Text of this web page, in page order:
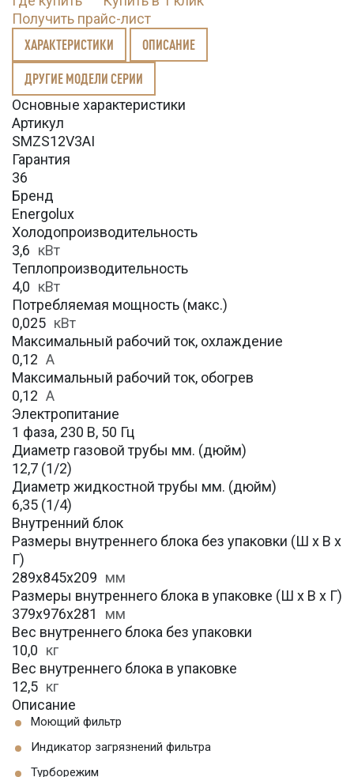
Получить прайс-лист
ХАРАКТЕРИСТИКИ ОПИСАНИЕ
ДРУГИЕ МОДЕЛИ СЕРИИ
Основные характеристики
Артикул
SMZS12V3AI
Гарантия
36
Бренд
Energolux
Холодопроизводительность
3,6 кВт
Теплопроизводительность
4,0 кВт
Потребляемая мощность (макс.)
0,025 кВт
Максимальный рабочий ток, охлаждение
0,12 A
Максимальный рабочий ток, обогрев
0,12 А
Электропитание
1 фаза, 230 В, 50 Гц
Диаметр газовой трубы мм. (дюйм)
12,7 (1/2)
Диаметр жидкостной трубы мм. (дюйм)
6,35 (1/4)
Внутренний блок
Размеры внутреннего блока без упаковки (Ш х В х
Г)
289х845х209 мм
Размеры внутреннего блока в упаковке (Ш х В х Г)
379х976х281
мм
Вес внутреннего блока без упаковки
10,0 кг
Вес внутреннего блока в упаковке
12,5 кг
Описание
Моющий фильтр
Индикатор загрязнений фильтра
Турборежим